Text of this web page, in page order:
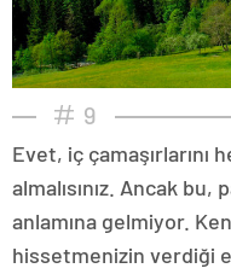
9
Evet, iç çamaşırlarını
almalısınız. Ancak
anlamına gelmiyor.
hissetmenizin verdiği